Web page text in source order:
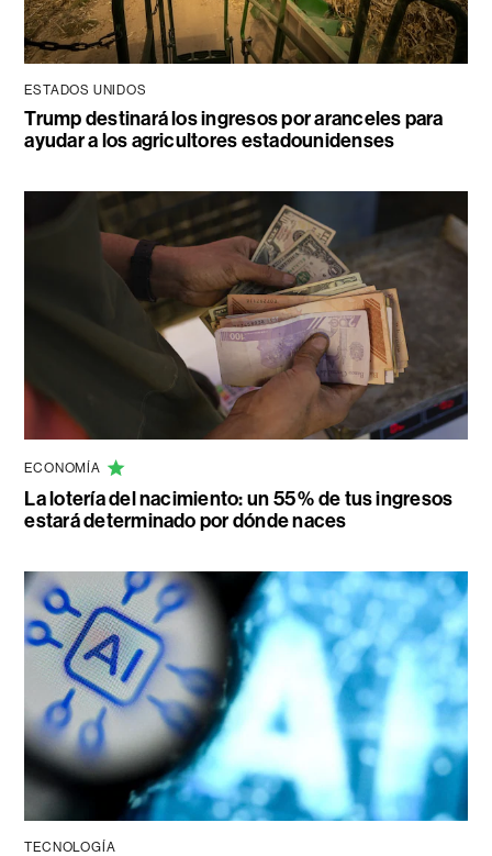
ESTADOS UNIDOS
Trump destinará los ingresos por aranceles para
ayudar a los agricultores estadounidenses
ECONOMÍA
La lotería del nacimiento: un 55 % de tus ingresos
estará determinado por dónde naces
TECNOLOGÍA